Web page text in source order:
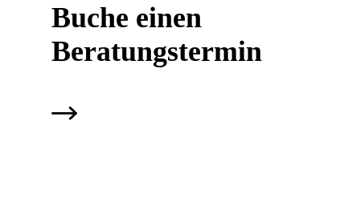
Buche einen
Beratungs­termin